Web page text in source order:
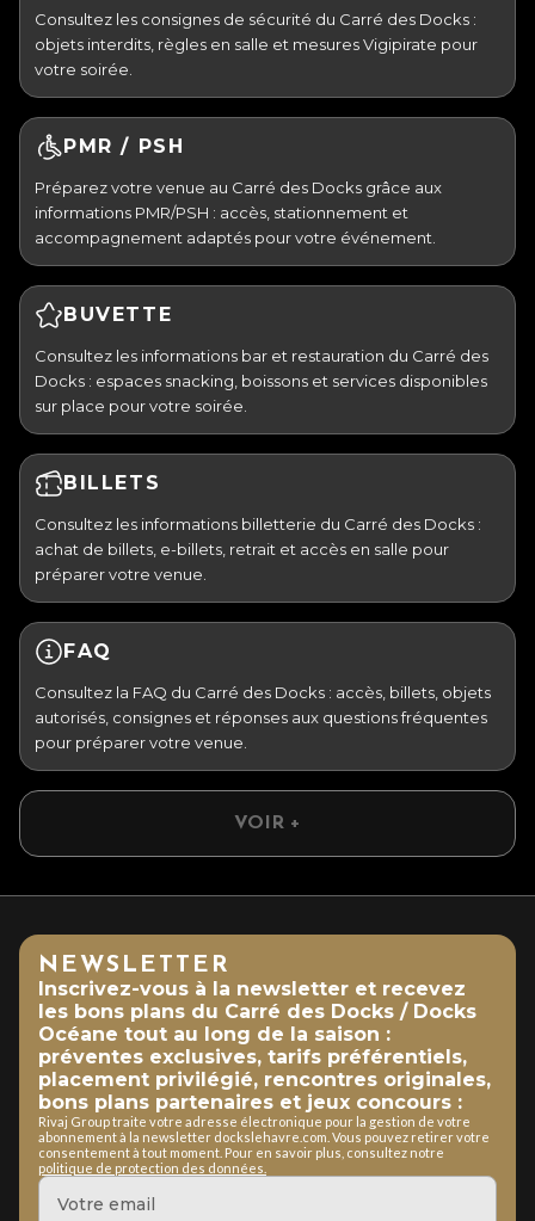
Consultez les consignes de sécurité du Carré des Docks :
objets interdits, règles en salle et mesures Vigipirate pour
votre soirée.
PMR / PSH
Préparez votre venue au Carré des Docks grâce aux
informations PMR/PSH : accès, stationnement et
accompagnement adaptés pour votre événement.
BUVETTE
Consultez les informations bar et restauration du Carré des
Docks : espaces snacking, boissons et services disponibles
sur place pour votre soirée.
BILLETS
Consultez les informations billetterie du Carré des Docks :
achat de billets, e-billets, retrait et accès en salle pour
préparer votre venue.
FAQ
Consultez la FAQ du Carré des Docks : accès, billets, objets
autorisés, consignes et réponses aux questions fréquentes
pour préparer votre venue.
VOIR +
NEWSLETTER
Inscrivez-vous à la newsletter et recevez
les bons plans du Carré des Docks / Docks
Océane tout au long de la saison :
préventes exclusives, tarifs préférentiels,
placement privilégié, rencontres originales,
bons plans partenaires et jeux concours :
Rivaj Group traite votre adresse électronique pour la gestion de votre
abonnement à la newsletter dockslehavre.com. Vous pouvez retirer votre
consentement à tout moment. Pour en savoir plus, consultez notre
politique de protection des données.